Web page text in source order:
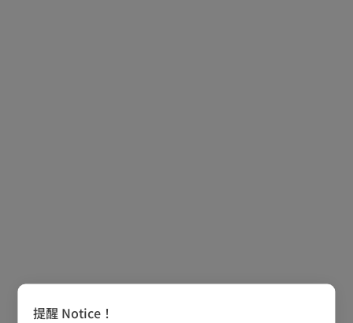
提醒 Notice！